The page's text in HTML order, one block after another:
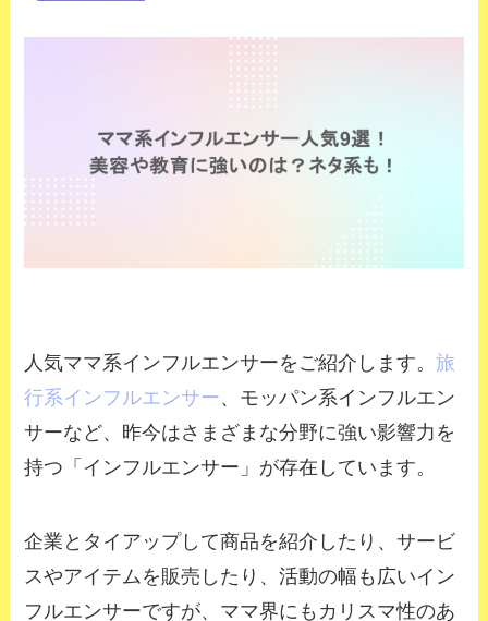
人気ママ系インフルエンサーをご紹介します。旅
行系インフルエンサー、モッパン系インフルエン
サーなど、昨今はさまざまな分野に強い影響力を
持つ「インフルエンサー」が存在しています。
企業とタイアップして商品を紹介したり、サービ
スやアイテムを販売したり、活動の幅も広いイン
フルエンサーですが、ママ界にもカリスマ性のあ